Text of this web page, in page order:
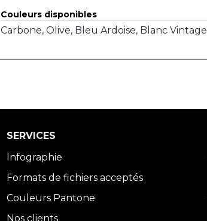
Couleurs disponibles
Carbone, Olive, Bleu Ardoise, Blanc Vintage
SERVICES
Infographie
Formats de fichiers acceptés
Couleurs Pantone
Nos clients